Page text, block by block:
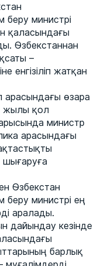
беру министрі
қаласындағы
Өзбекстаннан
–
енгізіліп жатқан
арасындағы өзара
жылы қол
министр
арасындағы
шығаруға
Өзбекстан
беру министрі ең
аралады.
дайындау кезінде
барлық